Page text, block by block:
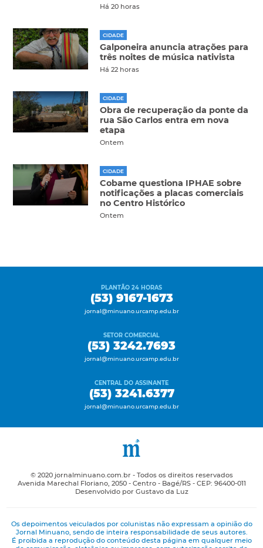
Há 20 horas
CIDADE
Galponeira anuncia atrações para
três noites de música nativista
Há 22 horas
CIDADE
Obra de recuperação da ponte da
rua São Carlos entra em nova
etapa
Ontem
CIDADE
Cobame questiona IPHAE sobre
notificações a placas comerciais
no Centro Histórico
Ontem
PLANTÃO 24 HORAS
(53) 9167-1673
jornal@minuano.urcamp.edu.br
SETOR COMERCIAL
(53) 3242.7693
jornal@minuano.urcamp.edu.br
CENTRAL DO ASSINANTE
(53) 3241.6377
jornal@minuano.urcamp.edu.br
© 2020 jornalminuano.com.br - Todos os direitos reservados
Avenida Marechal Floriano, 2050 - Centro - Bagé/RS - CEP: 96400-011
Desenvolvido por Gustavo da Luz
Os depoimentos veiculados por colunistas não expressam a opinião do
Jornal Minuano, sendo de inteira responsabilidade de seus autores.
É proibida a reprodução do conteúdo desta página em qualquer meio